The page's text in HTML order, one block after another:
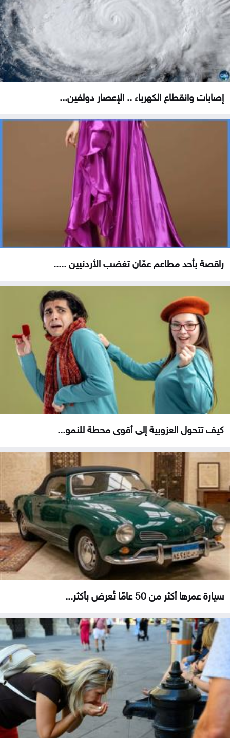
إصابات وانقطاع الكهرباء .. الإعصار دولفين...
راقصة بأحد مطاعم عمّان تغضب الأردنيين .....
كيف تتحول العزوبية إلى أقوى محطة للنمو...
سيارة عمرها أكثر من 50 عامًا تُعرض بأكثر...